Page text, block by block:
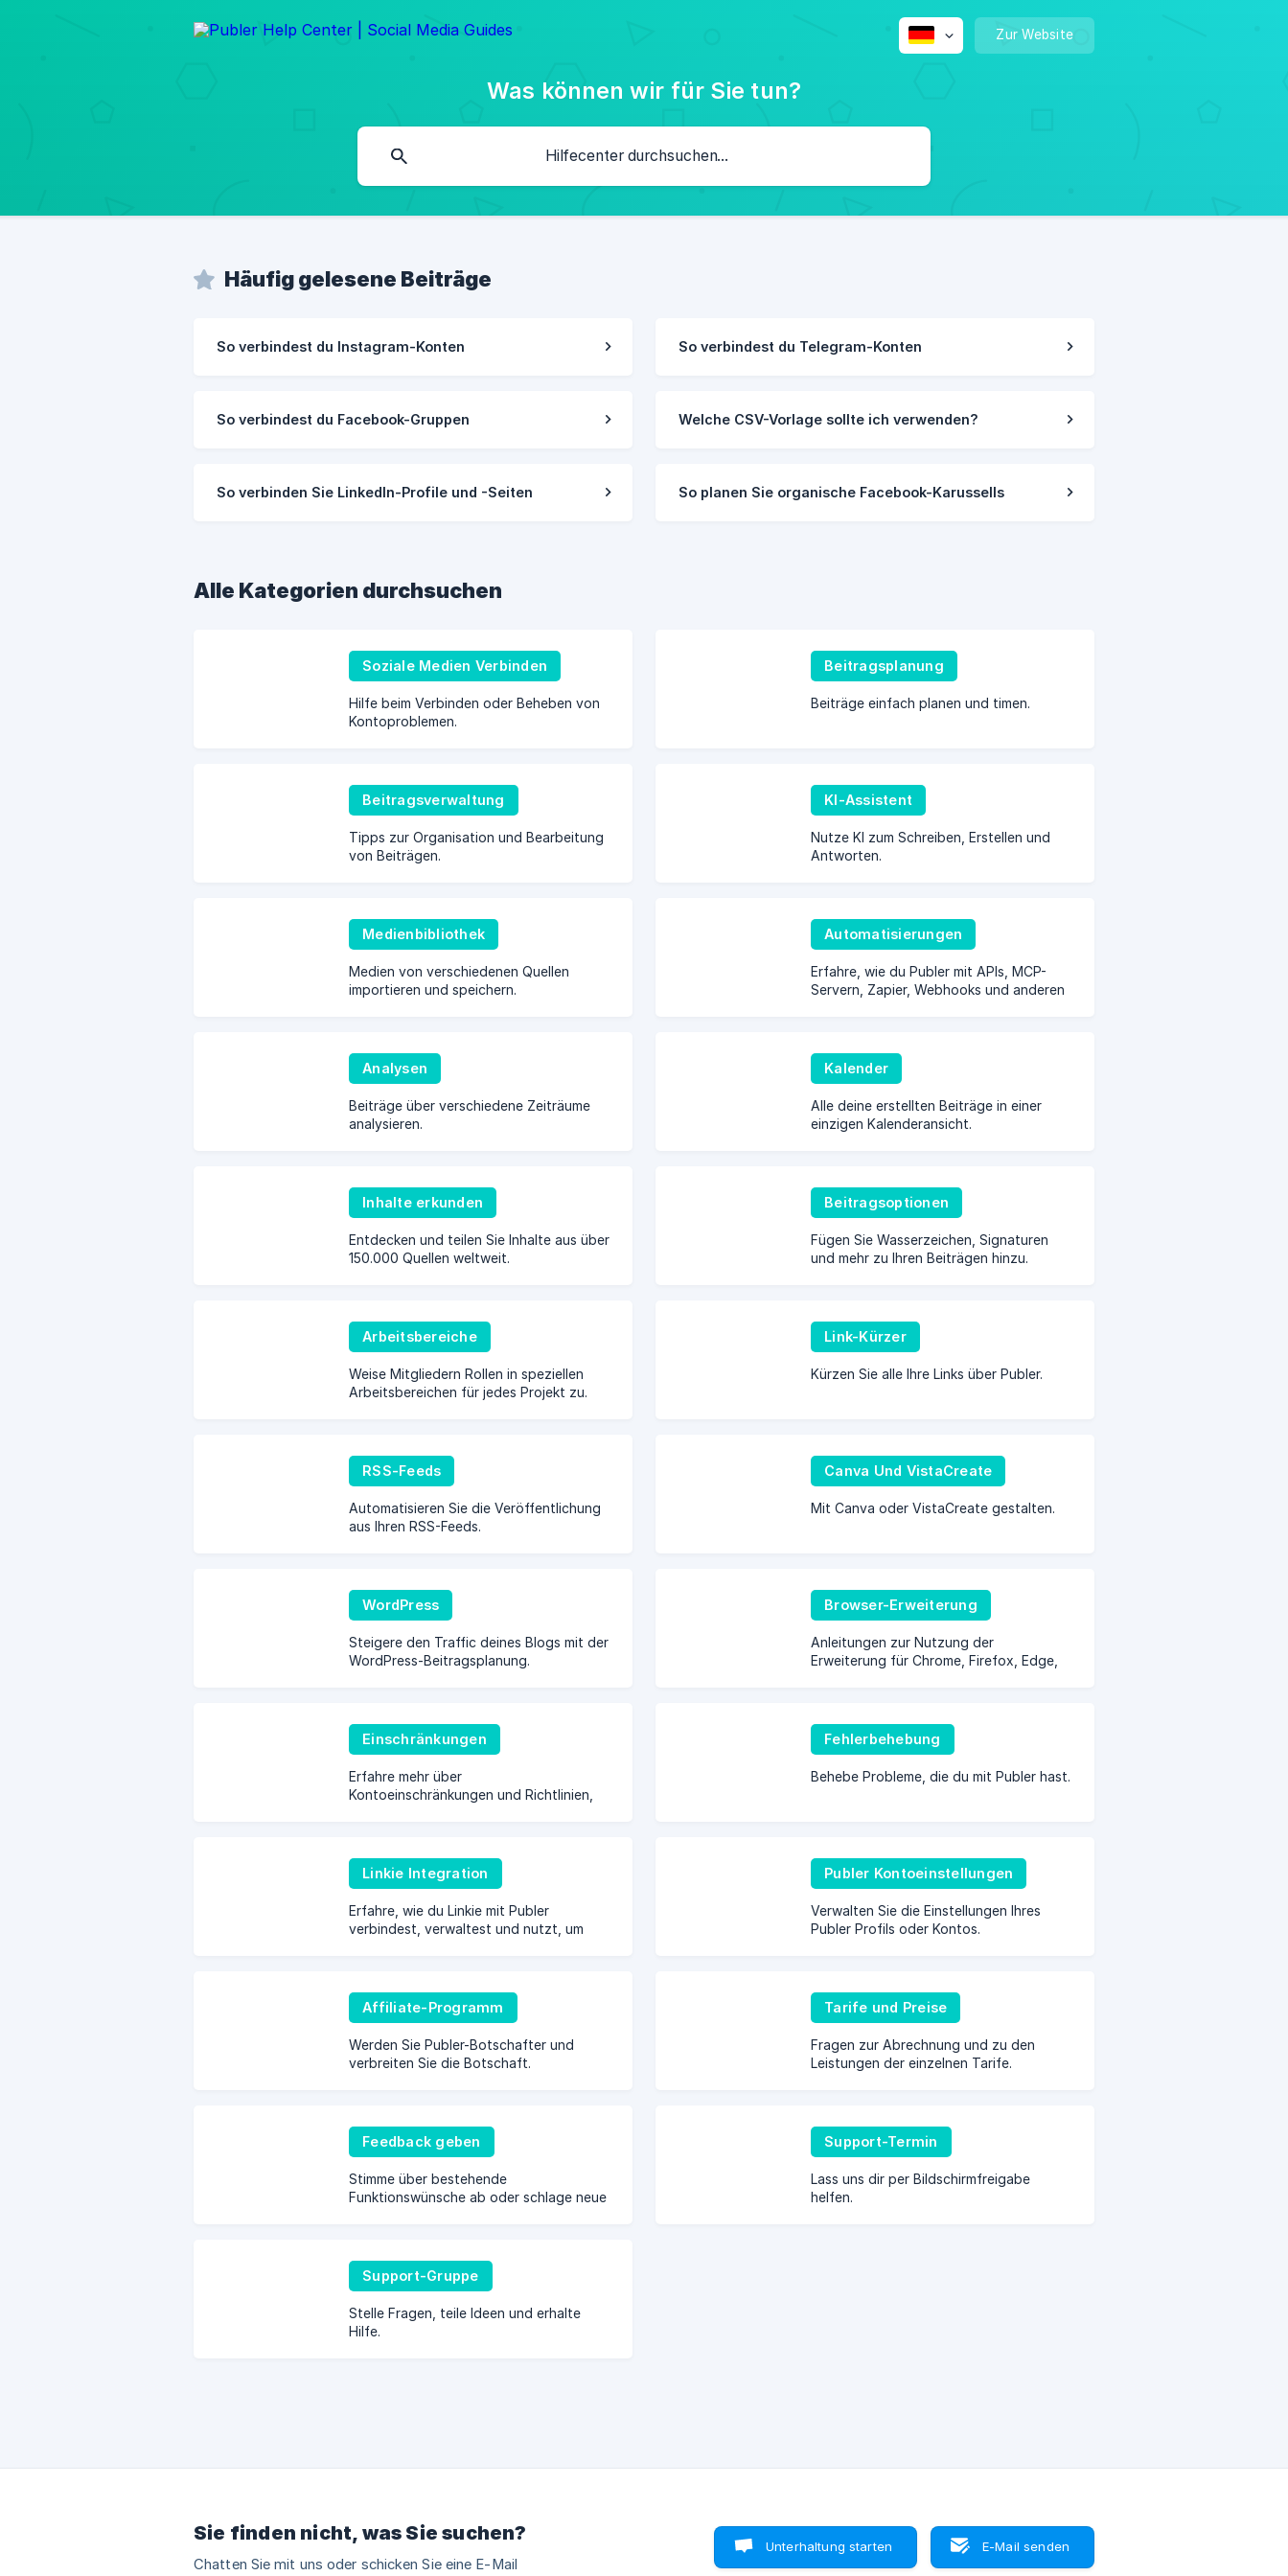
Zur Website
Was können wir für Sie tun?
Häufig gelesene Beiträge
So verbindest du Instagram-Konten So verbindest du Telegram-Konten
So verbindest du Facebook-Gruppen Welche CSV-Vorlage sollte ich verwenden?
So verbinden Sie LinkedIn-Profile und -Seiten So planen Sie organische Facebook-Karussells
Alle Kategorien durchsuchen
Soziale Medien Verbinden
Hilfe beim Verbinden oder Beheben von
Kontoproblemen.
Beitragsplanung
Beiträge einfach planen und timen.
Beitragsverwaltung
Tipps zur Organisation und Bearbeitung
von Beiträgen.
KI-Assistent
Nutze KI zum Schreiben, Erstellen und
Antworten.
Medienbibliothek
Medien von verschiedenen Quellen
importieren und speichern.
Automatisierungen
Erfahre, wie du Publer mit APIs, MCP-
Servern, Zapier, Webhooks und anderen
Analysen
Beiträge über verschiedene Zeiträume
analysieren.
Kalender
Alle deine erstellten Beiträge in einer
einzigen Kalenderansicht.
Inhalte erkunden
Entdecken und teilen Sie Inhalte aus über
150.000 Quellen weltweit.
Beitragsoptionen
Fügen Sie Wasserzeichen, Signaturen
und mehr zu Ihren Beiträgen hinzu.
Arbeitsbereiche
Weise Mitgliedern Rollen in speziellen
Arbeitsbereichen für jedes Projekt zu.
Link-Kürzer
Kürzen Sie alle Ihre Links über Publer.
RSS-Feeds
Automatisieren Sie die Veröffentlichung
aus Ihren RSS-Feeds.
Canva Und VistaCreate
Mit Canva oder VistaCreate gestalten.
WordPress
Steigere den Traffic deines Blogs mit der
WordPress-Beitragsplanung.
Browser-Erweiterung
Anleitungen zur Nutzung der
Erweiterung für Chrome, Firefox, Edge,
Einschränkungen
Erfahre mehr über
Kontoeinschränkungen und Richtlinien,
Fehlerbehebung
Behebe Probleme, die du mit Publer hast.
Linkie Integration
Erfahre, wie du Linkie mit Publer
verbindest, verwaltest und nutzt, um
Publer Kontoeinstellungen
Verwalten Sie die Einstellungen Ihres
Publer Profils oder Kontos.
Affiliate-Programm
Werden Sie Publer-Botschafter und
verbreiten Sie die Botschaft.
Tarife und Preise
Fragen zur Abrechnung und zu den
Leistungen der einzelnen Tarife.
Feedback geben
Stimme über bestehende
Funktionswünsche ab oder schlage neue
Support-Termin
Lass uns dir per Bildschirmfreigabe
helfen.
Support-Gruppe
Stelle Fragen, teile Ideen und erhalte
Hilfe.
Sie finden nicht, was Sie suchen?
Chatten Sie mit uns oder schicken Sie eine E-Mail
Unterhaltung starten E-Mail senden